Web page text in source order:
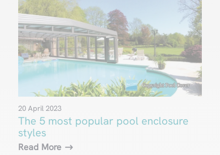
The 5 most popular pool enclosure
styles
20 April 2023
Read More